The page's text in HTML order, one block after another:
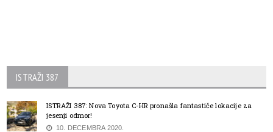
ISTRAŽI 387
ISTRAŽI 387: Nova Toyota C-HR pronašla fantastiče lokacije za
jesenji odmor!
10. DECEMBRA 2020.